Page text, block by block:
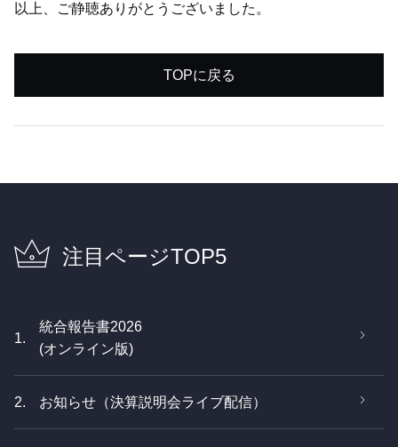
以上、ご静聴ありがとうございました。
TOPに戻る
注目ページTOP5
1.
統合報告書2026
(オンライン版)
2. お知らせ（決算説明会ライブ配信）